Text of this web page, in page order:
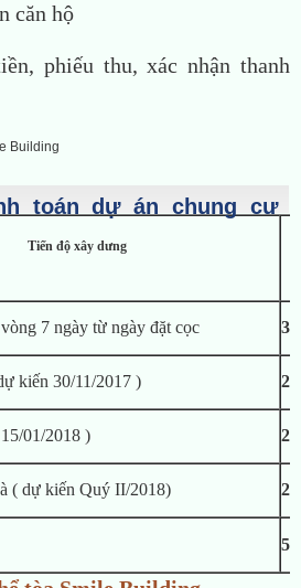
căn hộ
phiếu thu, xác nhận thanh
Building
toán dự án chung cư
Tiến độ xây dưng
7 ngày từ ngày đặt cọc
kiến 30/11/2017 )
01/2018 )
( dự kiến Quý II/2018)